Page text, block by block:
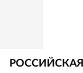
РОССИЙСКАЯ